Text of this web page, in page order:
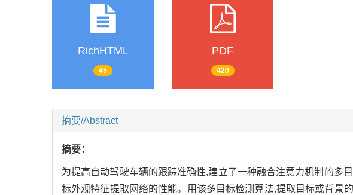
RichHTML
45
PDF
420
摘要/Abstract
摘要：
为提高自动驾驶车辆的跟踪准确性,建立了一种融合注意力机制的多
标外观特征提取网络的性能。用该多目标检测算法,提取目标或背景